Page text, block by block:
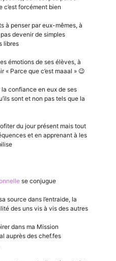
c’est forcément bien
à penser par eux-mêmes, à
devenir de simples
libres
émotions de ses élèves, à
« Parce que c’est maaal » 😉
confiance en eux de ses
sont et non pas tels que la
du jour présent mais tout
et en apprenant à les
se conjugue
source dans l’entraide, la
des uns vis à vis des autres
dans ma Mission
auprès des chef.fes